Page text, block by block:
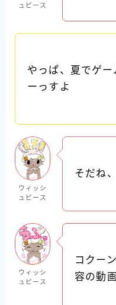
ュピース
やっぱ、夏でゲー
ーっすよ
ウィッシ
ュピース
そだね
ウィッシ
ュピース
コクー
容の動